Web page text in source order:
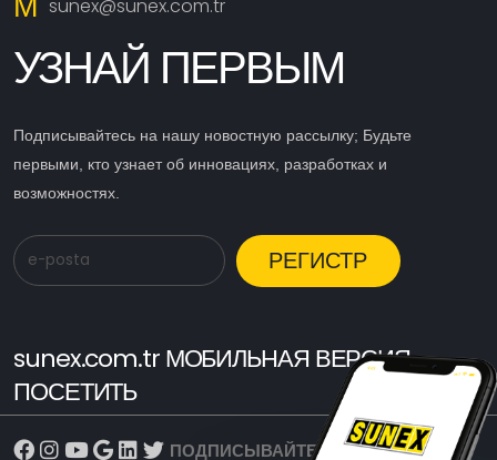
sunex@sunex.com.tr
УЗНАЙ ПЕРВЫМ
Подписывайтесь на нашу новостную рассылку; Будьте
первыми, кто узнает об инновациях, разработках и
возможностях.
РЕГИСТР
sunex.com.tr МОБИЛЬНАЯ ВЕРСИЯ
ПОСЕТИТЬ
ПОДПИСЫВАЙТЕСЬ НА НАС